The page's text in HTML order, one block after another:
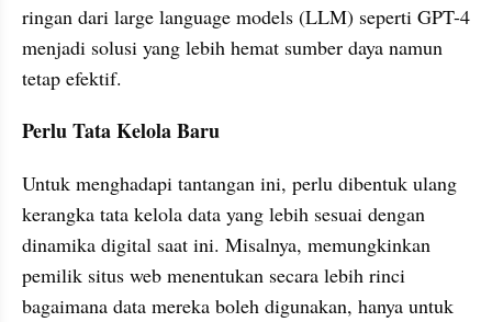
ringan dari large language models (LLM) seperti GPT-4
menjadi solusi yang lebih hemat sumber daya namun
tetap efektif.
Perlu Tata Kelola Baru
Untuk menghadapi tantangan ini, perlu dibentuk ulang
kerangka tata kelola data yang lebih sesuai dengan
dinamika digital saat ini. Misalnya, memungkinkan
pemilik situs web menentukan secara lebih rinci
bagaimana data mereka boleh digunakan, hanya untuk